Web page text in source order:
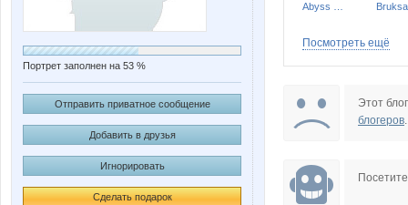
Портрет заполнен на 53 %
Отправить приватное сообщение
Добавить в друзья
Игнорировать
Сделать подарок
Bruksa
Юпитерус
Посмотреть ещё
Этот
блогеров.